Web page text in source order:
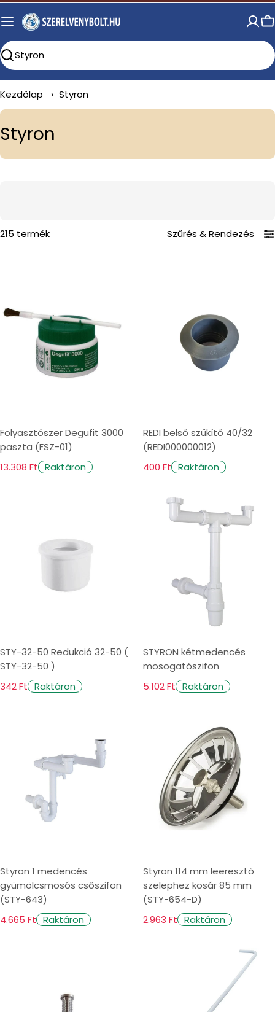
Skip
to
Search
Kezdőlap › Styron
C
o
c
n
Styron
215 termék Szűrés &Rendezés
Folyasztószer Degufit 3000
paszta (FSZ-01)
13.308 Ft Raktáron
REDI belső szűkítő 40/32
(REDI000000012)
400 Ft Raktáron
STY-32-50 Redukció 32-50 (
STY-32-50 )
342 Ft Raktáron
STYRON kétmedencés
mosogatószifon
5.102 Ft Raktáron
Styron 1 medencés
gyümölcsmosós csőszifon
(STY-643)
4.665 Ft Raktáron
Styron 114 mm leeresztő
szelephez kosár 85 mm
(STY-654-D)
2.963 Ft Raktáron